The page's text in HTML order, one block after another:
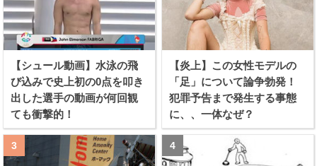
【シュール動画】水泳の飛
び込みで史上初の0点を叩き
出した選手の動画が何回観
ても衝撃的！
【炎上】この女性モデルの
「足」について論争勃発！
犯罪予告まで発生する事態
に、、一体なぜ？